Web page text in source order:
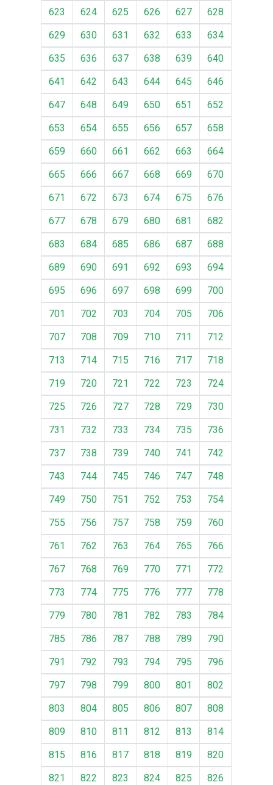
623
624 625 626 627
628
629
630 631 632 633
634
635
636 637 638 639
640
641
642 643 644 645
646
647
648 649 650 651
652
653
654 655 656 657
658
659
660 661 662 663
664
665
666 667 668 669
670
671
672 673 674 675
676
677
678 679 680 681
682
683
684 685 686 687
688
689
690 691 692 693
694
695
696 697 698 699
700
701
702 703 704 705
706
707
708 709 710 711
712
713
714 715 716 717
718
719
720 721 722 723
724
725
726 727 728 729
730
731
732 733 734 735
736
737
738 739 740 741
742
743
744 745 746 747
748
749
750 751 752 753
754
755
756 757 758 759
760
761
762 763 764 765
766
767
768 769 770 771
772
773
774 775 776 777
778
779
780 781 782 783
784
785
786 787 788 789
790
791
792 793 794 795
796
797
798 799 800 801
802
803
804 805 806 807
808
809
810 811 812 813
814
815
816 817 818 819
820
821
822 823 824 825 826